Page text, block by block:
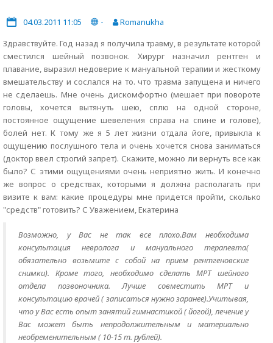
04.03.2011 11:05 -
Romanukha
Здравствуйте. Год назад я получила травму, в результате которой
сместился шейный позвонок. Хирург назначил рентген и
плавание, выразил недоверие к мануальной терапии и жесткому
вмешательству и сослался на то. что травма запущена и ничего
не сделаешь. Мне очень дискомфортно (мешает при повороте
головы, хочется вытянуть шею, сплю на одной стороне,
постоянное ощущение шевеления справа на спине и голове),
болей нет. К тому же я 5 лет жизни отдала йоге, привыкла к
ощущению послушного тела и очень хочется снова заниматься
(доктор ввел строгий запрет). Скажите, можно ли вернуть все как
было? С этими ощущениями очень неприятно жить. И конечно
же вопрос о средствах, которыми я должна располагать при
визите к вам: какие процедуры мне придется пройти, сколько
"средств" готовить? С Уважением, Екатерина
Возможно, у Вас не так все плохо.Вам необходима
консультация невролога и мануального терапевта(
обязательно возьмите с собой на прием рентгеновские
снимки). Кроме того, необходимо сделать МРТ шейного
отдела позвоночника. Лучше совместить МРТ и
консультацию врачей ( записаться нужно заранее).Учитывая,
что у Вас есть опыт занятий гимнастикой ( йогой), лечение у
Вас может быть непродолжительным и материально
необременительным ( 10-15 т. рублей).